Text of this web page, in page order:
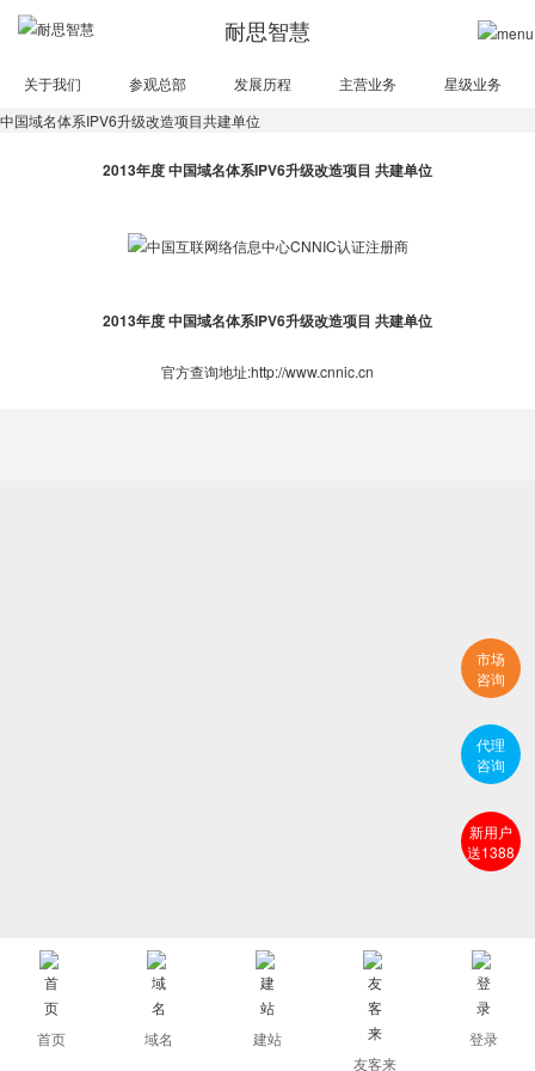
耐思智慧
关于我们 参观总部 发展历程 主营业务
星级业务
中国域名体系IPV6升级改造项目共建单位
2013年度 中国域名体系IPV6升级改造项目 共建单位
2013年度 中国域名体系IPV6升级改造项目 共建单位
官方查询地址:http://www.cnnic.cn
首页 域名
建站
友客来
登录
市场
咨询
代理
咨询
新用户
送1388